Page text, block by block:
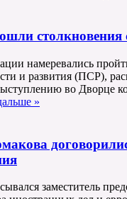
столкновения
намеревались
и развития (ПСР),
во Дворце
»
заместитель